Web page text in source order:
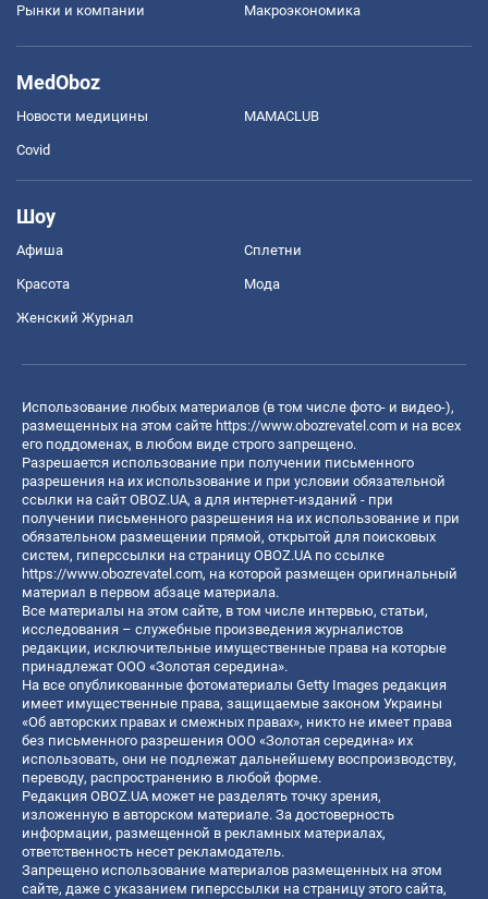
Рынки и компании Mакроэкономика
MedOboz
Новости медицины MAMACLUB
Covid
Шоу
Афиша Сплетни
Красота Мода
Женский Журнал
Использование любых материалов (в том числе фото- и видео-),
размещенных на этом сайте https://www.obozrevatel.com и на всех
его поддоменах, в любом виде строго запрещено.
Разрешается использование при получении письменного
разрешения на их использование и при условии обязательной
ссылки на сайт OBOZ.UA, а для интернет-изданий - при
получении письменного разрешения на их использование и при
обязательном размещении прямой, открытой для поисковых
систем, гиперссылки на страницу OBOZ.UA по ссылке
https://www.obozrevatel.com, на которой размещен оригинальный
материал в первом абзаце материала.
Все материалы на этом сайте, в том числе интервью, статьи,
исследования – служебные произведения журналистов
редакции, исключительные имущественные права на которые
принадлежат ООО «Золотая середина».
На все опубликованные фотоматериалы Getty Images редакция
имеет имущественные права, защищаемые законом Украины
«Об авторских правах и смежных правах», никто не имеет права
без письменного разрешения ООО «Золотая середина» их
использовать, они не подлежат дальнейшему воспроизводству,
переводу, распространению в любой форме.
Редакция OBOZ.UA может не разделять точку зрения,
изложенную в авторском материале. За достоверность
информации, размещенной в рекламных материалах,
ответственность несет рекламодатель.
Запрещено использование материалов размещенных на этом
сайте, даже с указанием гиперссылки на страницу этого сайта,